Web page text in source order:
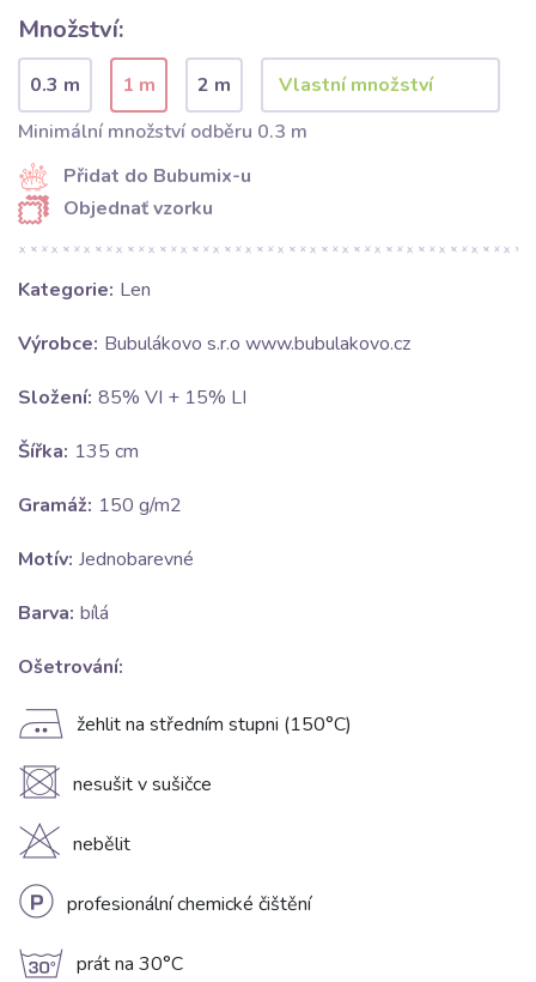
Množství:
0.3 m 1 m
2 m
Minimální množství odběru 0.3 m
Přidat do Bubumix-u
Objednať vzorku
Kategorie: Len
Výrobce: Bubulákovo s.r.o www.bubulakovo.cz
Složení: 85% VI + 15% LI
Šířka: 135 cm
Gramáž: 150 g/m2
Motív: Jednobarevné
Barva: bílá
Ošetrování:
E žehlit na středním stupni (150°C)
U nesušit v sušičce
H nebělit
L profesionální chemické čištění
g prát na 30°C